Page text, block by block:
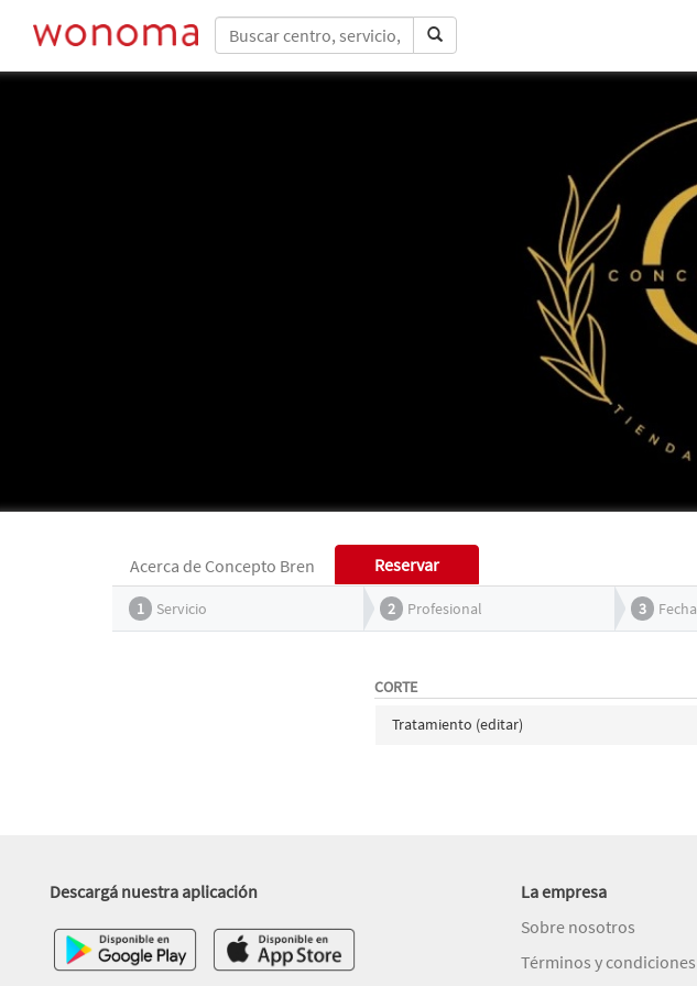
Acerca de Concepto Bren Reservar
1 Servicio 2 Profesional 3 Fecha
CORTE
Tratamiento (editar)
Descargá nuestra aplicación
La empresa
Sobre nosotros
Términos y condiciones